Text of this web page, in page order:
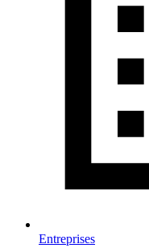
Entreprises